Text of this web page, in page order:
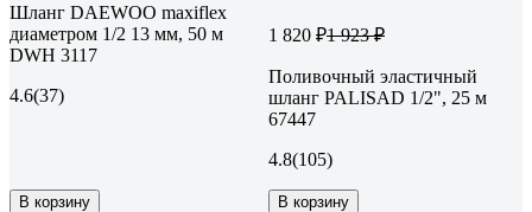
Шланг DAEWOO maxiflex
диаметром 1/2 13 мм, 50 м
DWH 3117
4.6(37)
В корзину
1 820 ₽1 923 ₽
Поливочный эластичный
шланг PALISAD 1/2", 25 м
67447
4.8(105)
В корзину